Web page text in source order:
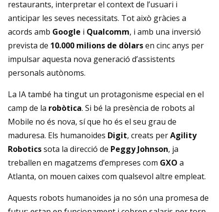
restaurants, interpretar el context de l’usuari i
anticipar les seves necessitats. Tot això gràcies a
acords amb Google i Qualcomm, i amb una inversió
prevista de 10.000 milions de dòlarsen cinc anys per
impulsar aquesta nova generació d’assistents
personals autònoms.
La IA també ha tingut un protagonisme especial en el
camp de la robòtica. Si bé la presència de robots al
Mobile no és nova, sí que ho és el seu grau de
maduresa. Els humanoides Digit, creats perAgility
Roboticssota la direcció de Peggy Johnson, ja
treballen en magatzems d’empreses com GXO a
Atlanta, on mouen caixes com qualsevol altre empleat.
Aquests robots humanoides ja no són una promesa de